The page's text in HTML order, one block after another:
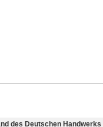
des Deutschen Handwerks